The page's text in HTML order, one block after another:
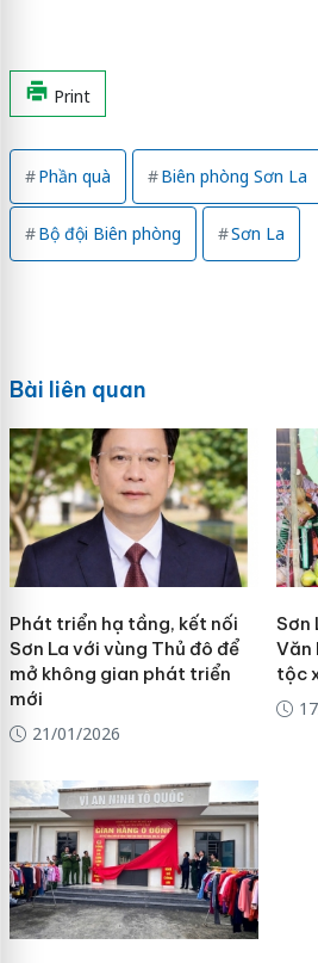
Print
Phần quà Biên phòng Sơn La
Bộ đội Biên phòng Sơn La
Bài liên quan
Phát triển hạ tầng, kết nối
Sơn La với vùng Thủ đô để
mở không gian phát triển
mới
21/01/2026
Sơn
Văn
tộc